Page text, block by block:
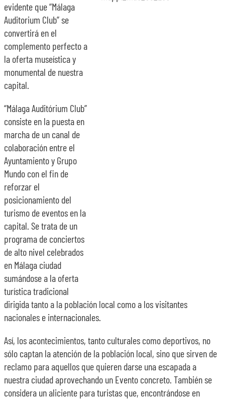
evidente que “Málaga
Auditorium Club” se
convertirá en el
complemento perfecto a
la oferta museística y
monumental de nuestra
capital.
“Málaga Auditórium Club”
consiste en la puesta en
marcha de un canal de
colaboración entre el
Ayuntamiento y Grupo
Mundo con el fin de
reforzar el
posicionamiento del
turismo de eventos en la
capital. Se trata de un
programa de conciertos
de alto nivel celebrados
en Málaga ciudad
sumándose a la oferta
turística tradicional
dirigida tanto a la población local como a los visitantes
nacionales e internacionales.
Así, los acontecimientos, tanto culturales como deportivos, no
sólo captan la atención de la población local, sino que sirven de
reclamo para aquellos que quieren darse una escapada a
nuestra ciudad aprovechando un Evento concreto. También se
considera un aliciente para turistas que, encontrándose en